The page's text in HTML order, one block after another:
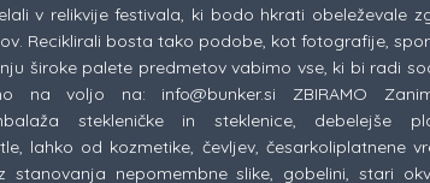
v relikvije festivala, ki bodo hkrati obeleževale
Reciklirali bosta tako podobe, kot fotografije,
široke palete predmetov vabimo vse, ki bi radi
na voljo na: info@bunker.si ZBIRAMO
stekleničke in steklenice, debelejše
lahko od kozmetike, čevljev, česarkoliplatnene
stanovanja nepomembne slike, gobelini, stari